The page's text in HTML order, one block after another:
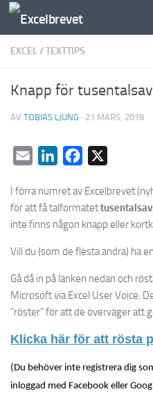
Under innehåll
EXCEL/TEXTTIPS
Knapp för
AV TOBIAS LJUNG · 21 MARS, 2018
Email LinkedInFacebook
I förra numret av Excelbrevet
för att få talformatet
inte finns någon knapp eller
Vill du (som de flesta andra) ha
Gå då in på länken nedan och
Microsoft via Excel User Voice.
”röster” för att de överväger att
Klicka här för att rösta
(Du behöver inte registrera dig
inloggad med Facebook eller